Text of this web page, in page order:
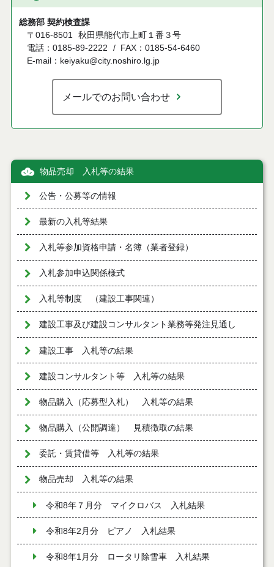
総務部 契約検査課
〒016-8501 秋田県能代市上町１番３号
電話：0185-89-2222
FAX：0185-54-6460
E-mail：keiyaku@city.noshiro.lg.jp
メールでのお問い合わせ
物品売却 入札等の結果
公告・公募等の情報
最新の入札等結果
入札等参加資格申請・名簿（業者登録）
入札参加申込関係様式
入札等制度 （建設工事関連）
建設工事及び建設コンサルタント業務等発注見通し
建設工事 入札等の結果
建設コンサルタント等 入札等の結果
物品購入（応募型入札） 入札等の結果
物品購入（公開調達） 見積徴取の結果
委託・賃貸借等 入札等の結果
物品売却 入札等の結果
令和8年７月分 マイクロバス 入札結果
令和8年2月分 ピアノ 入札結果
令和8年1月分 ロータリ除雪車 入札結果